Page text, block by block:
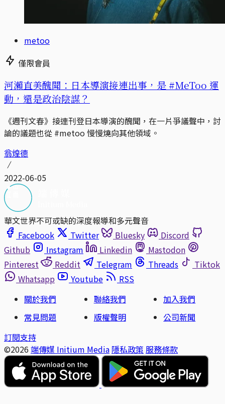
metoo
僅限會員
河瀨直美醜聞：日本導演接連出事，是 #MeToo 運
動，還是政治陰謀？
《週刊文春》接連刊登日本導演的醜聞，在一片爭議聲中，討
論的議題也從 #metoo 慢慢燒向其他領域。
翁煌德
2022-06-05
華文世界不可或缺的深度報導和多元聲音
Facebook
Twitter Bluesky
Discord
Github
Instagram Linkedin
Mastodon
Pinterest
Reddit Telegram Threads
Tiktok
Whatsapp
Youtube
RSS
關於我們
聯絡我們
加入我們
常見問題
版權聲明
公司新聞
訂閱支持
©2026 端傳媒 Initium Media 隱私政策 服務條款